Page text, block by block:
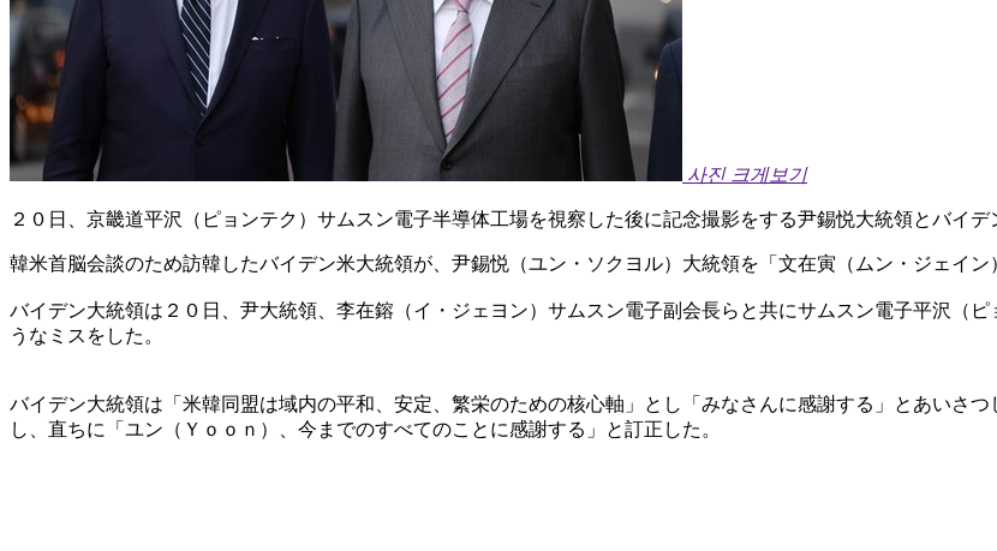
사진 크게보기
２０日、京畿道平沢（ピョンテク）サムスン電子半導体工場を視察した後に記念撮影をする尹錫悦大統領とバイ
韓米首脳会談のため訪韓したバイデン米大統領が、尹錫悦（ユン・ソクヨル）大統領を「文在寅（ムン・ジェイン
バイデン大統領は２０日、尹大統領、李在鎔（イ・ジェヨン）サムスン電子副会長らと共にサムスン電子平沢（
うなミスをした。
バイデン大統領は「米韓同盟は域内の平和、安定、繁栄のための核心軸」とし「みなさんに感謝する」とあい
し、直ちに「ユン（Ｙｏｏｎ）、今までのすべてのことに感謝する」と訂正した。